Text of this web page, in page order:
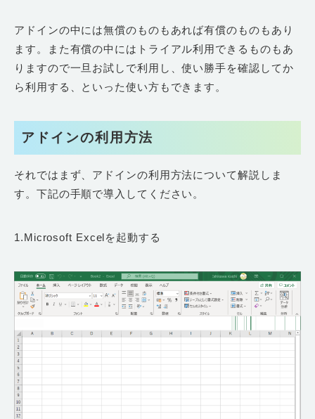
アドインの中には無償のものもあれば有償のものもあり
ます。また有償の中にはトライアル利用できるものもあ
りますので一旦お試しで利用し、使い勝手を確認してか
ら利用する、といった使い方もできます。
アドインの利用方法
それではまず、アドインの利用方法について解説しま
す。下記の手順で導入してください。
1.Microsoft Excelを起動する